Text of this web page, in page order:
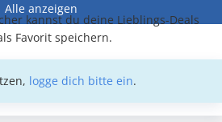
Alle anzeigen
kannst du deine Lieblings-Deals
Favorit speichern.
logge dich bitte ein.